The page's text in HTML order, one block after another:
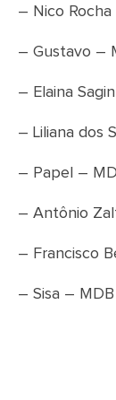
– Nico
– Gustavo –
– Elaina
– Liliana dos
– Papel –
– Antônio
– Francisco
– Sisa –